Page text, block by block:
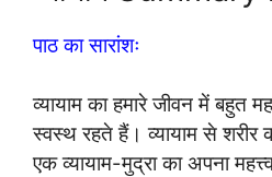
पाठ का सारांशः
व्यायाम का हमारे जीवन में बहुत
स्वस्थ रहते हैं। व्यायाम से शरीर
एक व्यायाम-मुद्रा का अपना